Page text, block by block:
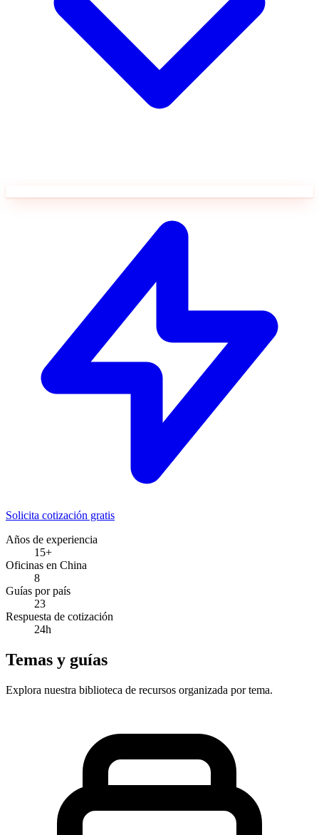
Solicita cotización gratis
Años de experiencia
15+
Oficinas en China
8
Guías por país
23
Respuesta de cotización
24h
Temas y guías
Explora nuestra biblioteca de recursos organizada por tema.